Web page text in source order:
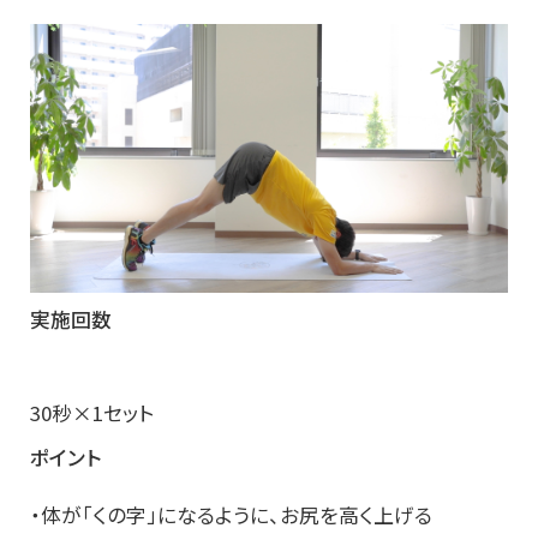
実施回数
30秒×1セット
ポイント
・体が「くの字」になるように、お尻を高く上げる